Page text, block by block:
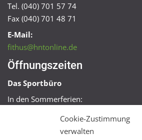
Cookie-Zustimmung
verwalten
Tel. (040) 701 57 74
Fax (040) 701 48 71
E-Mail:
fithus@hntonline.de
Öffnungszeiten
Das Sportbüro
In den Sommerferien:
Mo + Mi 16:00 – 18:00 Uhr